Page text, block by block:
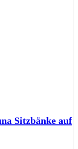
Sitzbänke auf